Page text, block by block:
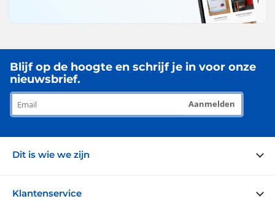
Blijf op de hoogte en schrijf je in voor onze
nieuwsbrief.
Aanmelden
Dit is wie we zijn
Blog
Klantenservice